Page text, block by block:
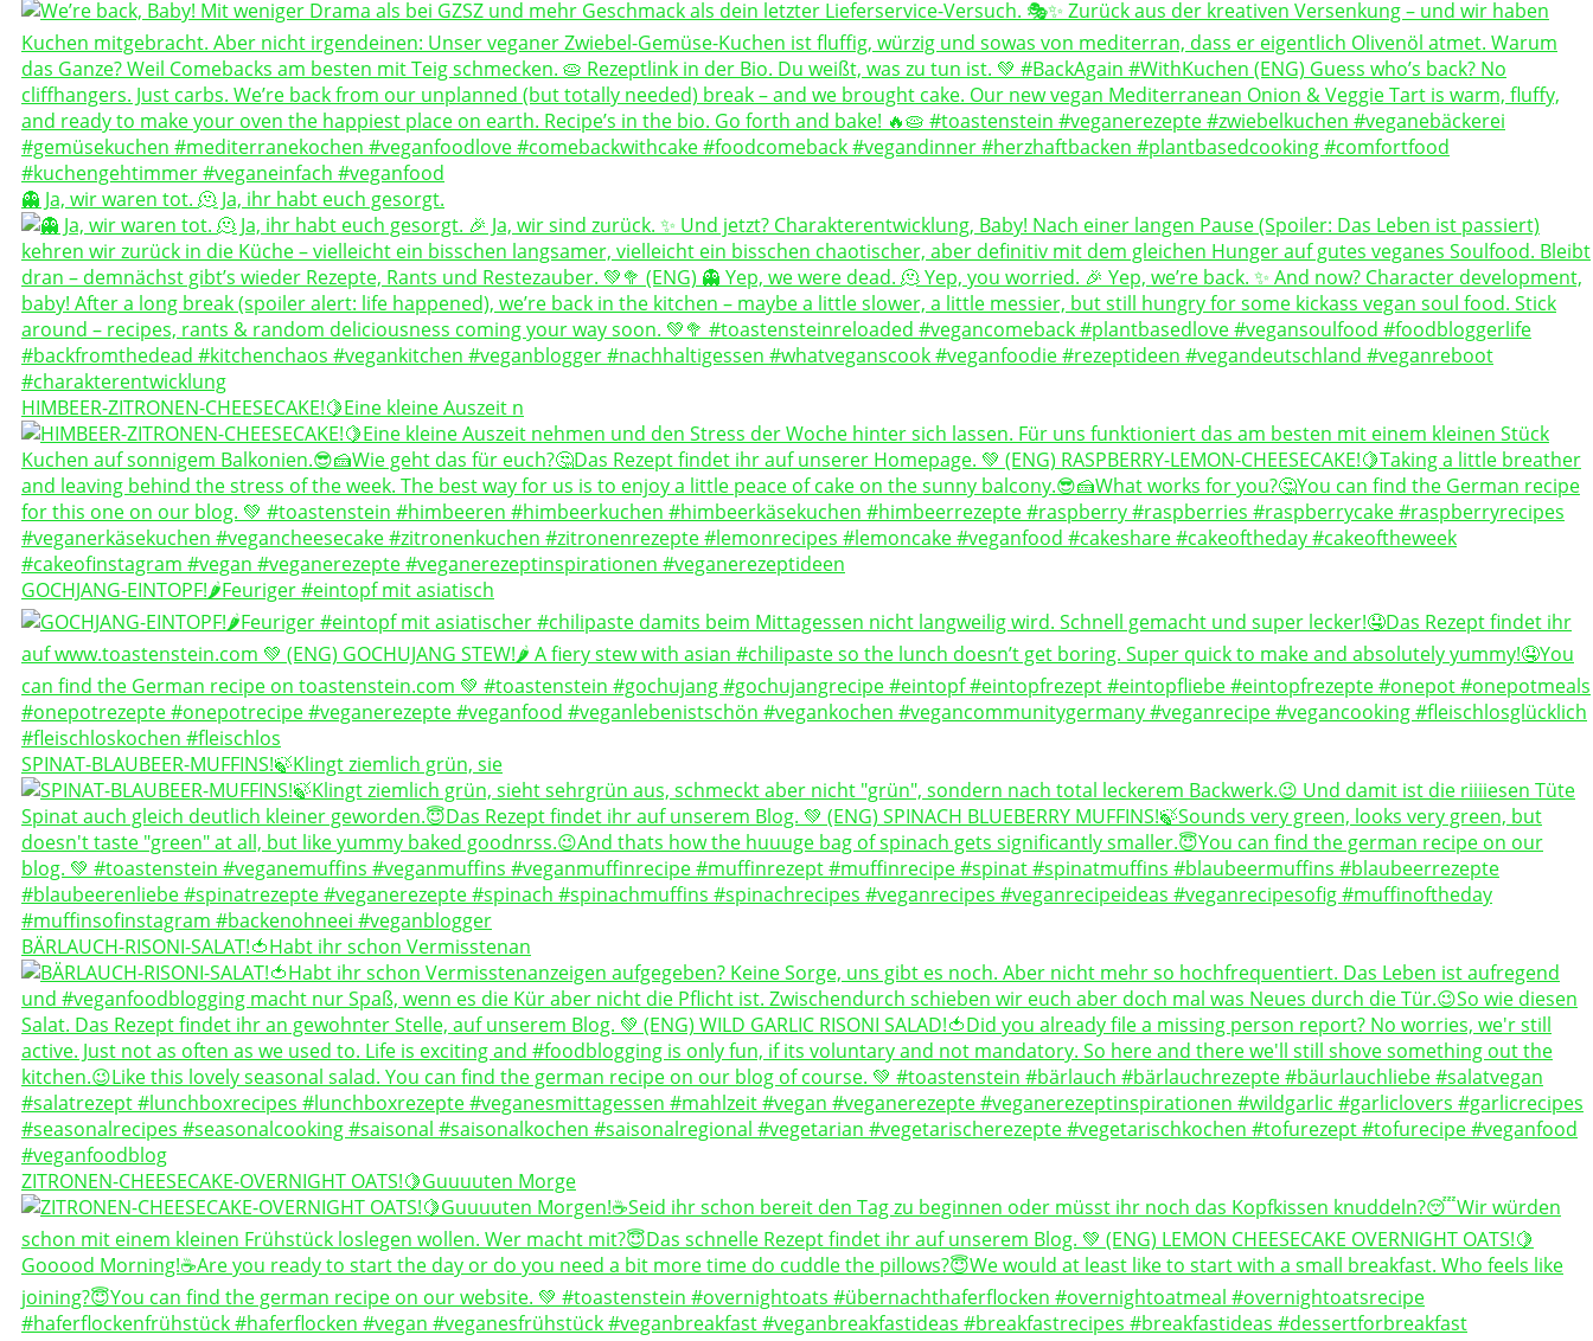
👻 Ja, wir waren tot. 🫠 Ja, ihr habt euch gesorgt.
HIMBEER-ZITRONEN-CHEESECAKE!🍋Eine kleine Auszeit n
GOCHJANG-EINTOPF!🌶️Feuriger #eintopf mit asiatisch
SPINAT-BLAUBEER-MUFFINS!🍃Klingt ziemlich grün, sie
BÄRLAUCH-RISONI-SALAT!🍅Habt ihr schon Vermisstenan
ZITRONEN-CHEESECAKE-OVERNIGHT OATS!🍋Guuuuten Morge